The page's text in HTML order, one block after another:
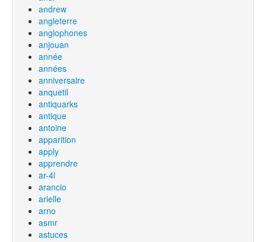
andrew
angleterre
anglophones
anjouan
année
années
anniversaire
anquetil
antiquarks
antique
antoine
apparition
apply
apprendre
ar-4l
arancio
arielle
arno
asmr
astuces